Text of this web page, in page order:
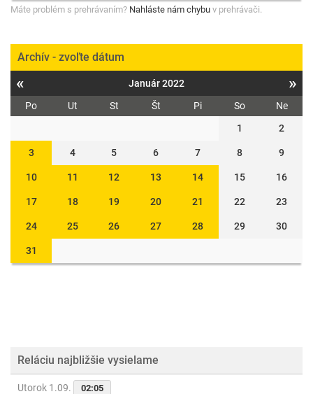
Máte problém s prehrávaním? Nahláste nám chybu v prehrávači.
Archív - zvoľte dátum
« Január 2022 »
Po Ut St Št Pi So
Ne
1
2
3 4 5 6 7 8 9
10 11 12 13 14 15 16
17 18 19 20 21 22 23
24 25 26 27 28 29 30
31
Reláciu najbližšie vysielame
Utorok 1.09. 02:05